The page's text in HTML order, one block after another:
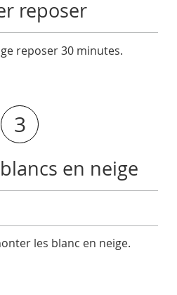
reposer
reposer 30 minutes.
3
en neige
les blanc en neige.